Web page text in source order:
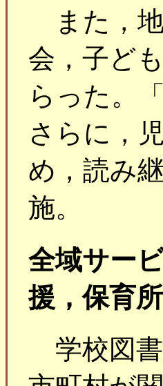
また，
会，子ど
らった。
さらに，
め，読み
施。
全域サー
援，保育
学校図書